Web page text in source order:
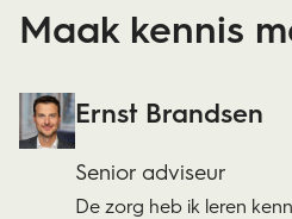
Maak kennis
Ernst Brandsen
Senior adviseur
De zorg heb ik leren